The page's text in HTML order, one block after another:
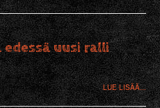
uusi ralli
LUE LISÄÄ...